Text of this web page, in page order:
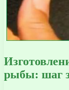
рыбы: шаг